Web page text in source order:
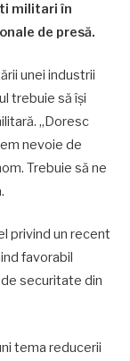
militari în
de presă.
unei industrii
trebuie să își
„Doresc
nevoie de
Trebuie să ne
privind un recent
favorabil
de securitate din
tema reducerii